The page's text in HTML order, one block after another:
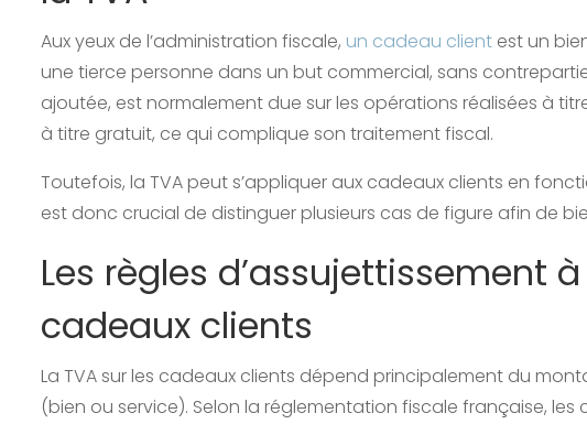
Aux yeux de l’administration fiscale, un cadeau client est un
une tierce personne dans un but commercial, sans
ajoutée, est normalement due sur les opérations réalisées à
à titre gratuit, ce qui complique son traitement fiscal.
Toutefois, la TVA peut s’appliquer aux cadeaux clients en
est donc crucial de distinguer plusieurs cas de figure afin de
Les règles d’assujettissement
cadeaux clients
La TVA sur les cadeaux clients dépend principalement du
(bien ou service). Selon la réglementation fiscale française,